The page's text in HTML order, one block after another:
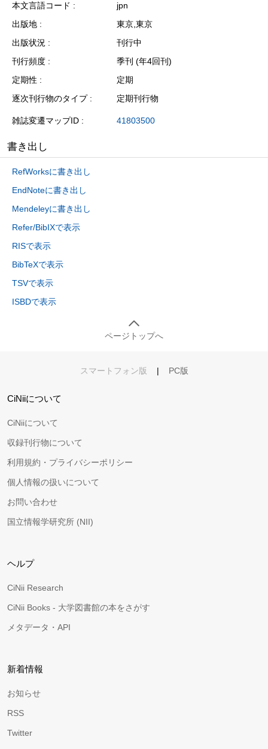
本文言語コード
jpn
出版地
東京,東京
出版状況
刊行中
刊行頻度
季刊 (年4回刊)
定期性
定期
逐次刊行物のタイプ
定期刊行物
雑誌変遷マップID 41803500
書き出し
RefWorksに書き出し
EndNoteに書き出し
Mendeleyに書き出し
Refer/BibIXで表示
RISで表示
BibTeXで表示
TSVで表示
ISBDで表示
ページトップへ
スマートフォン版 | PC版
CiNiiについて
CiNiiについて
収録刊行物について
利用規約・プライバシーポリシー
個人情報の扱いについて
お問い合わせ
国立情報学研究所 (NII)
ヘルプ
CiNii Research
CiNii Books - 大学図書館の本をさがす
メタデータ・API
新着情報
お知らせ
RSS
Twitter